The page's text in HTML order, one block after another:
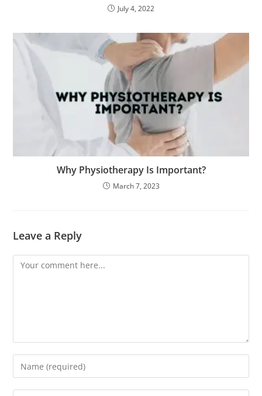
July 4, 2022
Why Physiotherapy Is Important?
March 7, 2023
Leave a Reply